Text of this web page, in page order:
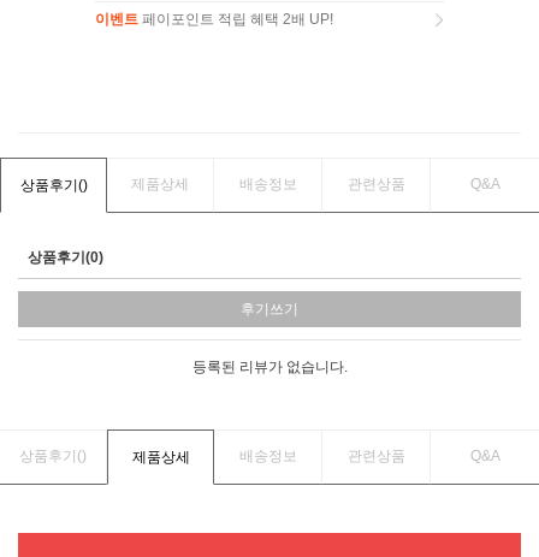
이벤트 페이포인트 적립 혜택 2배 UP!
상품후기() 제품상세 배송정보 관련상품 Q&A
상품후기(0)
후기쓰기
등록된 리뷰가 없습니다.
상품후기() 제품상세 배송정보 관련상품 Q&A